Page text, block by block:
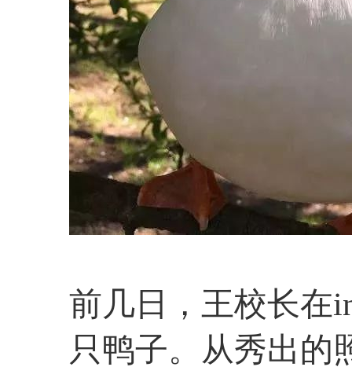
前几日，王校长在
只鸭子。从秀出的